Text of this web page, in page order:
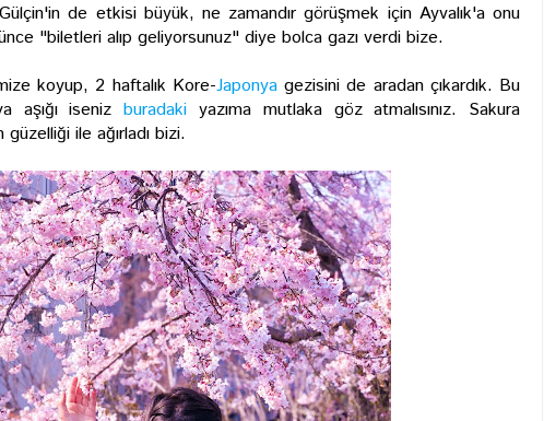
de etkisi büyük, ne zamandır görüşmek için Ayvalık'a onu
"biletleri alıp geliyorsunuz" diye bolca gazı verdi bize.
koyup, 2 haftalık Kore-Japonyagezisini de aradan çıkardık. Bu
aşığı isenizburadaki yazıma mutlaka göz atmalısınız. Sakura
ile ağırladı bizi.